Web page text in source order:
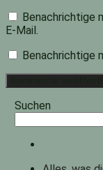
Benachrichtige
E-Mail.
Benachrichtige
Suchen